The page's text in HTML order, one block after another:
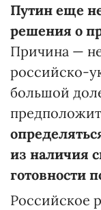
Путин еще
решения о
Причина —
российско-
большой
из наличия
готовности
Российское